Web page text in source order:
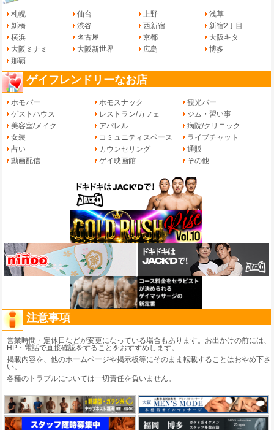
札幌 仙台 上野
浅草
新橋
渋谷 西新宿
新宿2丁目
横浜
名古屋 京都
大阪キタ
大阪ミナミ
大阪新世界 広島
博多
那覇
ゲイフレンドリーなお店
ホモバー ホモスナック
観光バー
ゲストハウス
レストラン/カフェ
ジム・習い事
美容室/メイク
アパレル
病院/クリニック
女装
コミュニティスペース
ライブチャット
占い
カウンセリング
通販
動画配信
ゲイ映画館 その他
注意事項
営業時間・定休日などが変更になっている場合もあります。お出かけの前には、
HP・電話で直接確認をすることをおすすめします。
掲載内容を、他のホームページや掲示板等にそのまま転載することはおやめ下さ
い。
各種のトラブルについては一切責任を負いません。